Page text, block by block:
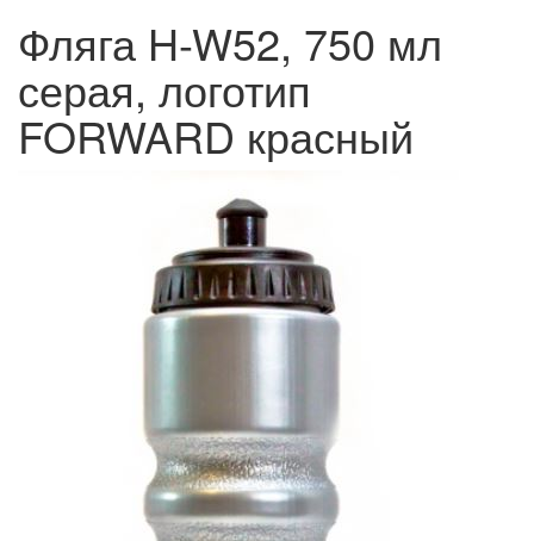
Фляга H-W52, 750 мл
серая, логотип
FORWARD красный